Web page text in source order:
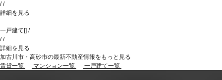
//
詳細を見る
一戸建て [] /
//
詳細を見る
加古川市・高砂市の最新不動産情報をもっと見る
賃貸一覧
マンション一覧 一戸建て一覧